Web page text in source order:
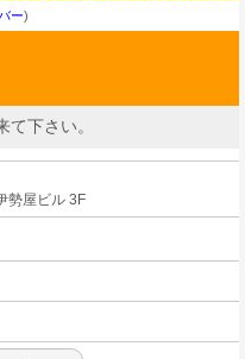
ー)
て下さい。
勢屋ビル 3F